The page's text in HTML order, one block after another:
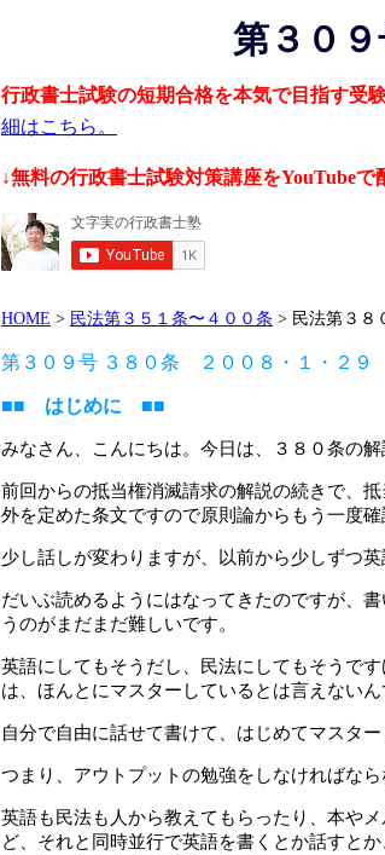
第３０
行政書士試験の短期合格を本気で目指す受
細はこちら。
↓無料の行政書士試験対策講座をYouTube
HOME > 民法第３５１条〜４００条 > 民法第３８
第３０９号 ３８０条 ２００８・１・２９
■■ はじめに ■■
みなさん、こんにちは。今日は、３８０条の解
前回からの抵当権消滅請求の解説の続きで、
外を定めた条文ですので原則論からもう一度確
少し話しが変わりますが、以前から少しずつ英
だいぶ読めるようにはなってきたのですが、
うのがまだまだ難しいです。
英語にしてもそうだし、民法にしてもそうで
は、ほんとにマスターしているとは言えないん
自分で自由に話せて書けて、はじめてマスター
つまり、アウトプットの勉強をしなければなら
英語も民法も人から教えてもらったり、本や
ど、それと同時並行で英語を書くとか話すと